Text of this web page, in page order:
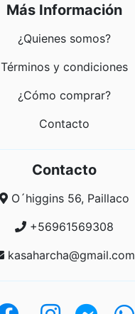
Más Información
¿Quienes somos?
Términos y condiciones
¿Cómo comprar?
Contacto
Contacto
O´higgins 56, Paillaco
+56961569308
kasaharcha@gmail.com